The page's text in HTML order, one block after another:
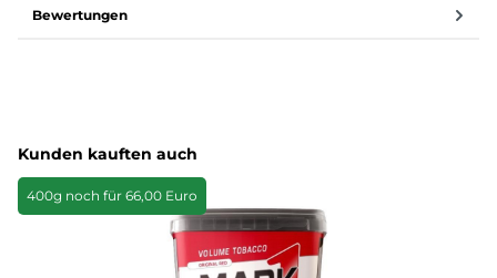
Bewertungen
Produktgalerie überspringen
Kunden kauften auch
400g noch für 66,00 Euro